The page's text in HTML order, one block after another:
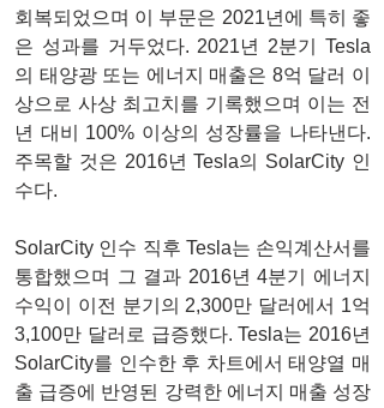
회복되었으며 이 부문은 2021년에 특히 좋
은 성과를 거두었다. 2021년 2분기 Tesla
의 태양광 또는 에너지 매출은 8억 달러 이
상으로 사상 최고치를 기록했으며 이는 전
년 대비 100% 이상의 성장률을 나타낸다.
주목할 것은 2016년 Tesla의 SolarCity 인
수다.
SolarCity 인수 직후 Tesla는 손익계산서를
통합했으며 그 결과 2016년 4분기 에너지
수익이 이전 분기의 2,300만 달러에서 1억
3,100만 달러로 급증했다. Tesla는 2016년
SolarCity를 인수한 후 차트에서 태양열 매
출 급증에 반영된 강력한 에너지 매출 성장